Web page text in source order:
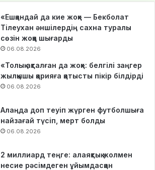
«Ешқандай да кие жоқ» — Бекболат
Тілеухан әншілердің сахна туралы
сөзін жоққа шығарды
06.08.2026
«Толық ақталған да жоқ»: белгілі заңгер
жылқышы қарияға қатысты пікір білдірді
06.08.2026
Алаңда доп теуіп жүрген футболшыға
найзағай түсіп, мерт болды
06.08.2026
2 миллиард теңге: алаяқтық жолмен
несие рәсімдеген ұйымдасқан